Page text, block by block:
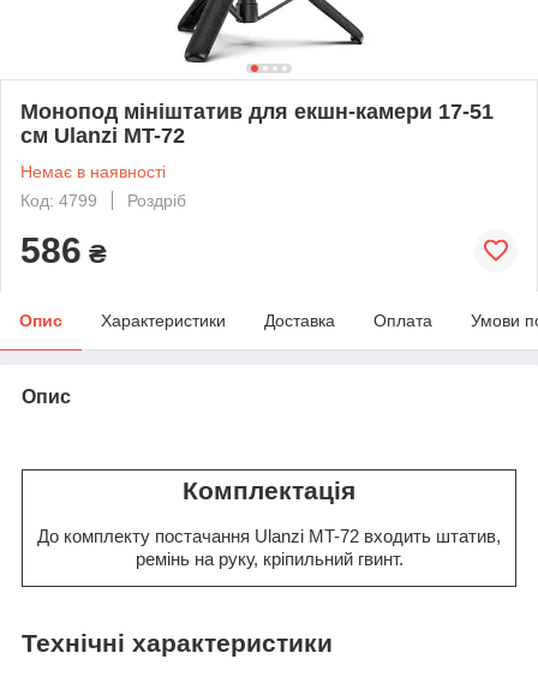
Монопод мініштатив для екшн-камери 17-51
см Ulanzi MT-72
Немає в наявності
Код: 4799
Роздріб
586 ₴
Опис Характеристики Доставка Оплата Умови
Опис
Комплектація
До комплекту постачання Ulanzi MT-72 входить штатив,
ремінь на руку, кріпильний гвинт.
Технічні характеристики